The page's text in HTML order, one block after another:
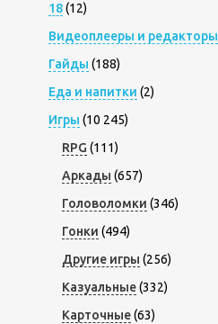
18(12)
Видеоплееры и редакторы
Гайды (188)
Еда и напитки (2)
Игры (10 245)
RPG (111)
Аркады (657)
Головоломки (346)
Гонки (494)
Другие игры (256)
Казуальные(332)
Карточные(63)